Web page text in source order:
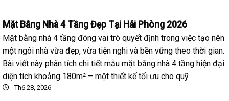
Mặt Bằng Nhà 4 Tầng Đẹp Tại Hải Phòng 2026
Mặt bằng nhà 4 tầng đóng vai trò quyết định trong việc tạo nên
một ngôi nhà vừa đẹp, vừa tiện nghi và bền vững theo thời gian.
Bài viết này phân tích chi tiết mẫu mặt bằng nhà 4 tầng hiện đại
diện tích khoảng 180m² – một thiết kế tối ưu cho quỹ
Th6 28, 2026